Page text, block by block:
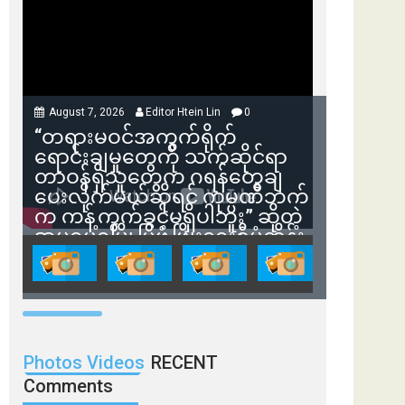
August 7, 2026 Editor Htein Lin 0
“တရားမဝင်အကွက်ရိုက်
ရောင်းချမှုတွေကို သက်ဆိုင်ရာ
တာဝန်ရှိသူတွေက ဂရန်တွေချ
ပေးလိုက်မယ်ဆိုရင် ကုမ္ပဏီဘက်
က ကန့်ကွက်ခွင့်မရှိပါဘူး” ဆိုတဲ့
အမရပူရမြို့ပြဖွံ့ဖြိုးရေးစီမံကိန်း
ဒါရိုက်တာ ဦးဇော်ရဲဝင်းနဲ့ တွေ့ဆုံ
ခြင်း
Photos Videos RECENT
Comments